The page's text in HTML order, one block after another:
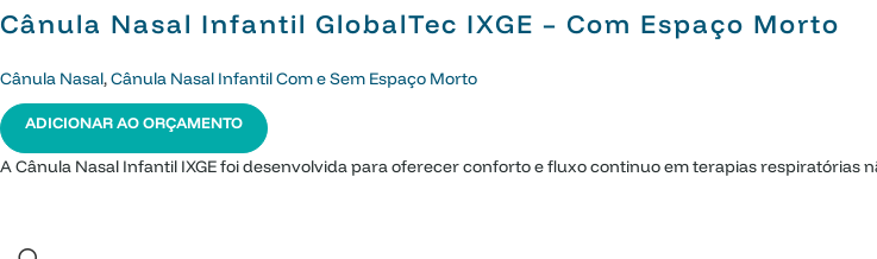
Cânula Nasal Infantil GlobalTec IXGE – Com Espaço Morto
Cânula Nasal,Cânula Nasal Infantil Com e Sem Espaço Morto
ADICIONAR AO ORÇAMENTO
A Cânula Nasal Infantil IXGE foi desenvolvida para oferecer conforto e fluxo continuo em terapias respiratórias